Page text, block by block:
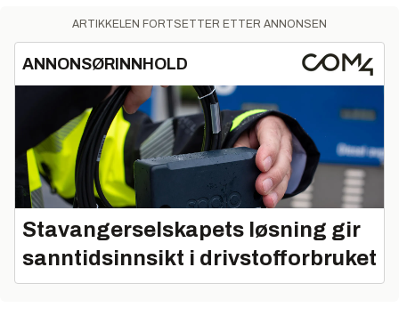
ARTIKKELEN FORTSETTER ETTER ANNONSEN
ANNONSØRINNHOLD
Stavangerselskapets løsning gir
sanntidsinnsikt i drivstofforbruket